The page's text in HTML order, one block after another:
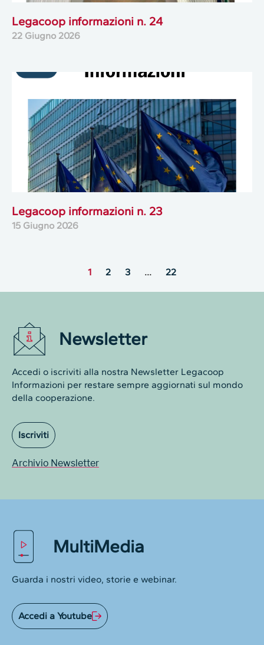
Legacoop informazioni n. 24
22 Giugno 2026
Legacoop informazioni n. 23
15 Giugno 2026
1 2 3 … 22
Newsletter
Accedi o iscriviti alla nostra Newsletter Legacoop
Informazioni per restare sempre aggiornati sul mondo
della cooperazione.
Iscriviti
Archivio Newsletter
MultiMedia
Guarda i nostri video, storie e webinar.
Accedi a Youtube